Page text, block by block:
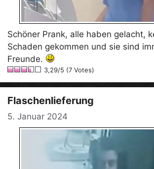
Schöner Prank, alle haben gelacht,
Schaden gekommen und sie sind
Freunde.
3,29/5 (7 Votes)
Flaschenlieferung
5. Januar 2024